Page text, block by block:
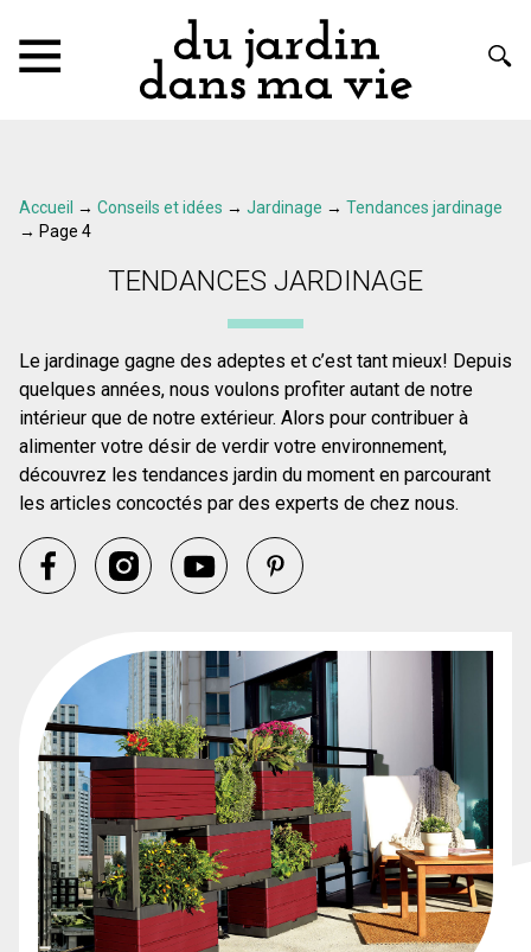
Accueil → Conseils et idées → Jardinage → Tendances jardinage
→ Page 4
TENDANCES JARDINAGE
Le jardinage gagne des adeptes et c’est tant mieux! Depuis
quelques années, nous voulons profiter autant de notre
intérieur que de notre extérieur. Alors pour contribuer à
alimenter votre désir de verdir votre environnement,
découvrez les tendances jardin du moment en parcourant
les articles concoctés par des experts de chez nous.